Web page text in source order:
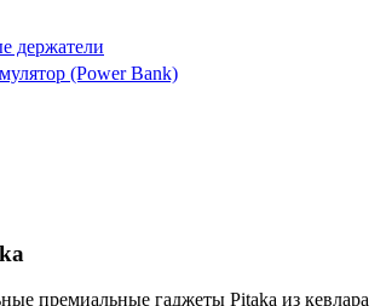
держатели
(Power Bank)
премиальные гаджеты Pitaka из кевлара